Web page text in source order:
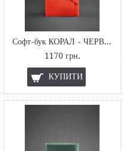
Софт-бук КОРАЛ - ЧЕРВОНИЙ
1170 грн.
КУПИТИ